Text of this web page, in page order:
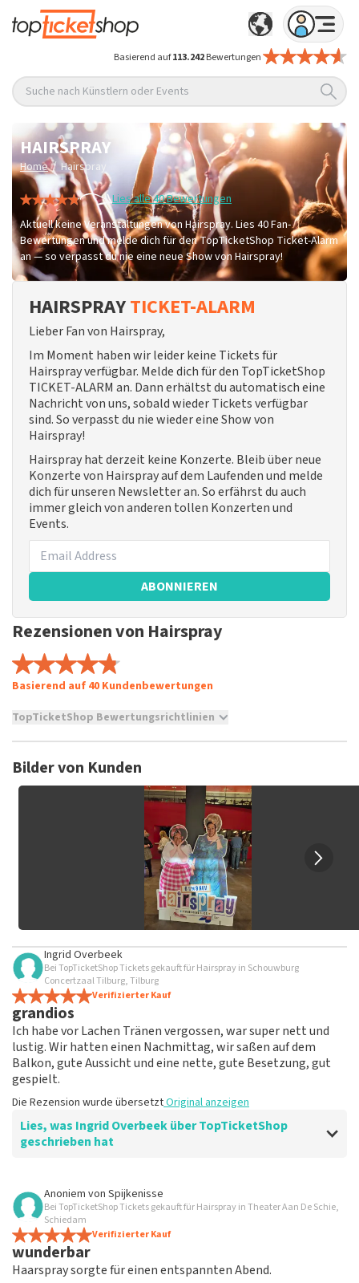
Basierend auf113.242Bewertungen
Suche nach Künstlern oder Events
HAIRSPRAY
Home / Hairspray
Lies alle 40 Bewertungen
Aktuell keine Veranstaltungen von Hairspray. Lies 40 Fan-
Bewertungen und melde dich für den TopTicketShop Ticket-Alarm
an — so verpasst du nie eine neue Show von Hairspray!
HAIRSPRAYTICKET-ALARM
Lieber Fan von Hairspray,
Im Moment haben wir leider keine Tickets für
Hairspray verfügbar. Melde dich für den TopTicketShop
TICKET-ALARM an. Dann erhältst du automatisch eine
Nachricht von uns, sobald wieder Tickets verfügbar
sind. So verpasst du nie wieder eine Show von
Hairspray!
Hairspray hat derzeit keine Konzerte. Bleib über neue
Konzerte von Hairspray auf dem Laufenden und melde
dich für unseren Newsletter an. So erfährst du auch
immer gleich von anderen tollen Konzerten und
Events.
ABONNIEREN
Rezensionen von Hairspray
Basierend auf 40 Kundenbewertungen
TopTicketShop Bewertungsrichtlinien
Es ist nicht möglich, eine Bewertung abzugeben, wenn du
beleidigender Sprache und/oder falschen Angaben werden
nicht veröffentlicht. Es kann einige Wochen dauern, bis eine
Bewertung veröffentlicht wird.
Bilder von Kunden
Ingrid Overbeek
Bei TopTicketShop Tickets gekauft für Hairspray in Schouwburg
Concertzaal Tilburg, Tilburg
Verifizierter Kauf
grandios
Ich habe vor Lachen Tränen vergossen, war super nett und
lustig. Wir hatten einen Nachmittag, wir saßen auf dem
Balkon, gute Aussicht und eine nette, gute Besetzung, gut
gespielt.
Die Rezension wurde übersetztOriginal anzeigen
Lies, was Ingrid Overbeek über TopTicketShop
geschrieben hat
Bewertung von Ingrid Overbeek über
gut
gut
Die Rezension wurde übersetzt
Anoniem von Spijkenisse
Bei TopTicketShop Tickets gekauft für Hairspray in Theater Aan De Schie,
Schiedam
Verifizierter Kauf
wunderbar
Haarspray sorgte für einen entspannten Abend.